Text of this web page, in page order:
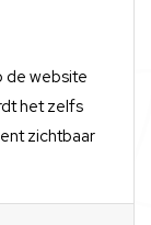
de website
het zelfs
zichtbaar